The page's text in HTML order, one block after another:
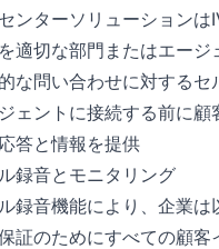
ンターソリューションは
適切な部門またはエージ
な問い合わせに対する
ェントに接続する前に顧
答と情報を提供
録音とモニタリング
録音機能により、企業は
証のためにすべての顧